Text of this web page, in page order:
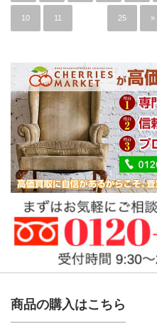
10 11 25 »
商品の購入はこちら